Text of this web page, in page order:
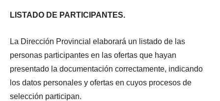
LISTADO DE PARTICIPANTES.
La Dirección Provincial elaborará un listado de las
personas participantes en las ofertas que hayan
presentado la documentación correctamente, indicando
los datos personales y ofertas en cuyos procesos de
selección participan.